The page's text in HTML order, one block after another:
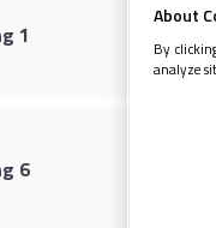
1
6
About
By
analyze